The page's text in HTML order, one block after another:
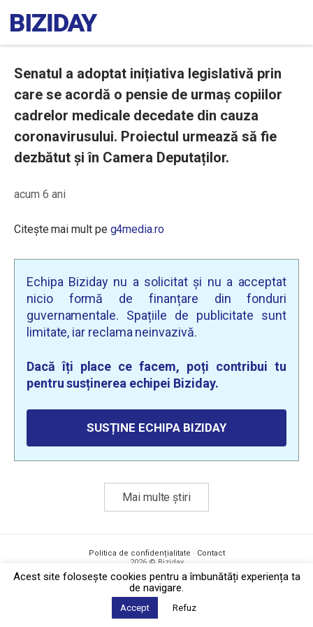
Senatul a adoptat inițiativa legislativă prin
care se acordă o pensie de urmaș copiilor
cadrelor medicale decedate din cauza
coronavirusului. Proiectul urmează să fie
dezbătut și în Camera Deputaților.
acum 6 ani
Citește mai mult pe g4media.ro
Echipa Biziday nu a solicitat și nu a acceptat
nicio formă de finanțare din fonduri
guvernamentale. Spațiile de publicitate sunt
limitate, iar reclama neinvazivă.
Dacă îți place ce facem, poți contribui tu
pentru susținerea echipei Biziday.
SUSȚINE ECHIPA BIZIDAY
Mai multe știri
Politica de confidențialitate · Contact
2026 © Biziday
Acest site foloseşte cookies pentru a îmbunătăți experiența ta
de navigare.
Accept Refuz